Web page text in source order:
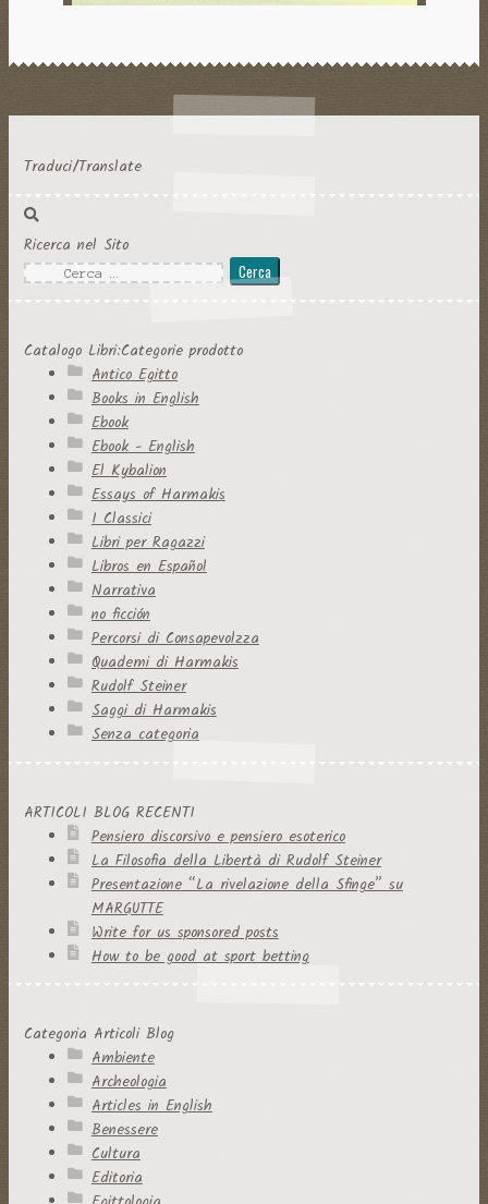
Traduci/Translate
Ricerca nel Sito
Ricerca
per:
Catalogo Libri:Categorie prodotto
Antico Egitto
Books in English
Ebook
Ebook - English
El Kybalion
Essays of Harmakis
I Classici
Libri per Ragazzi
Libros en Español
Narrativa
no ficción
Percorsi di Consapevolzza
Quaderni di Harmakis
Rudolf Steiner
Saggi di Harmakis
Senza categoria
ARTICOLI BLOG RECENTI
Pensiero discorsivo e pensiero esoterico
La Filosofia della Libertà di Rudolf Steiner
Presentazione “La rivelazione della Sfinge” su
MARGUTTE
Write for us sponsored posts
How to be good at sport betting
Categoria Articoli Blog
Ambiente
Archeologia
Articles in English
Benessere
Cultura
Editoria